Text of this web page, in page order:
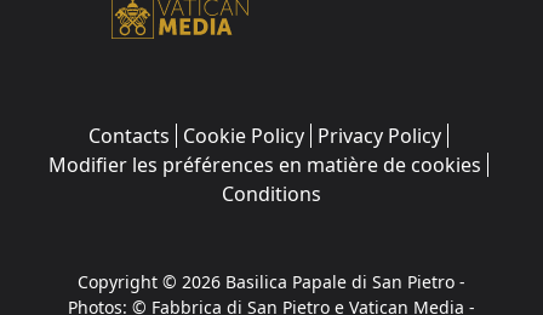
Contacts Cookie Policy Privacy Policy
Modifier les préférences en matière de cookies
Conditions
Copyright © 2026 Basilica Papale di San Pietro -
Photos: © Fabbrica di San Pietro e Vatican Media -